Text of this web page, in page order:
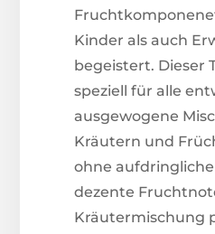
Kinder als auch
begeistert. Dieser
speziell für alle
ausgewogene
Kräutern und
ohne aufdringliche
dezente
Kräutermischung